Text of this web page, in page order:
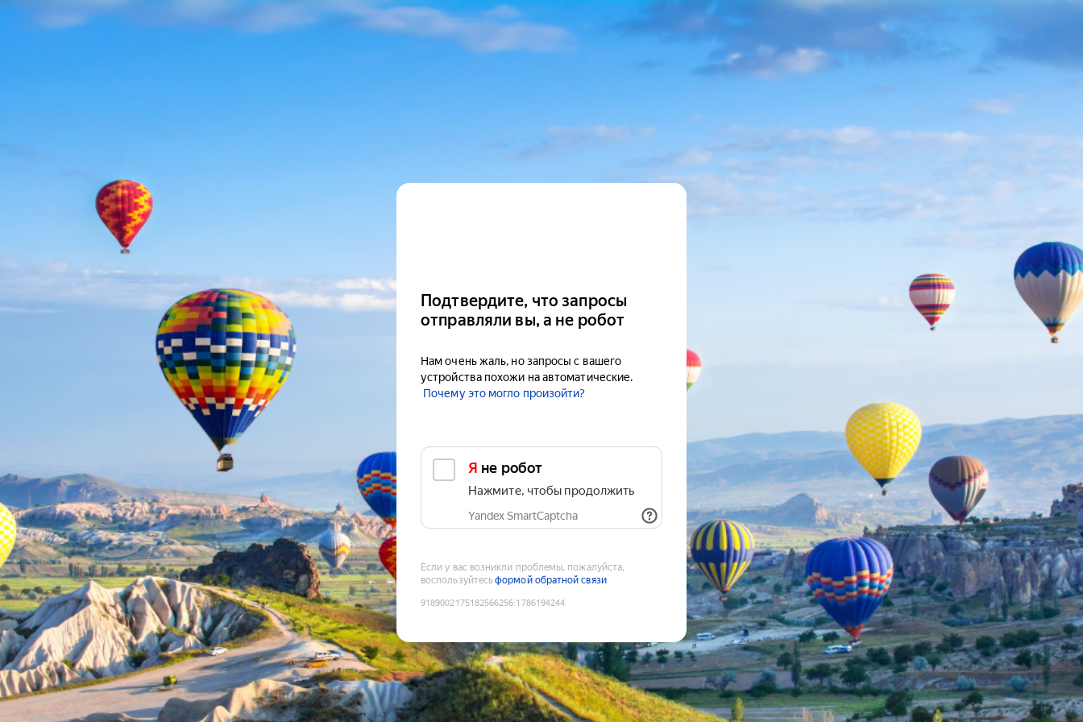
Подтвердите, что запросы
отправляли вы, а не робот
Нам очень жаль, но запросы с вашего
устройства похожи на автоматические.
Почему это могло произойти?
Я не робот
Нажмите, чтобы продолжить
Yandex SmartCaptcha
Если у вас возникли проблемы, пожалуйста,
воспользуйтесьформой обратной связи
9189002175182566256:1786194244